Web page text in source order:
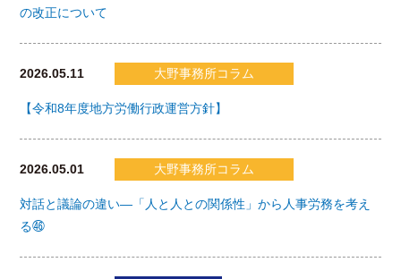
の改正について
2026.05.11 大野事務所コラム
【令和8年度地方労働行政運営方針】
2026.05.01 大野事務所コラム
対話と議論の違い―「人と人との関係性」から人事労務を考え
る㊻